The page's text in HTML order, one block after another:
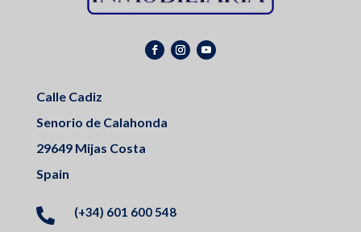
Calle Cadiz
Senorio de Calahonda
29649 Mijas Costa
Spain
 (+34) 601 600 548